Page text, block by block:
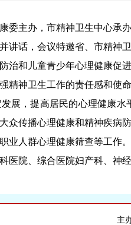
主办，市精神卫生中心承
讲话，会议特邀省、市精神卫
和儿童青少年心理健康促进
神卫生工作的责任感和使
展，提高居民的心理健康
众传播心理健康和精神疾病
业人群心理健康筛查等工作。
院、综合医院妇产科、神经
主